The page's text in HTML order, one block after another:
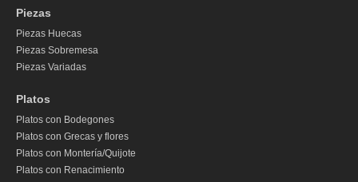
Piezas
Piezas Huecas
Piezas Sobremesa
Piezas Variadas
Platos
Platos con Bodegones
Platos con Grecas y flores
Platos con Montería/Quijote
Platos con Renacimiento